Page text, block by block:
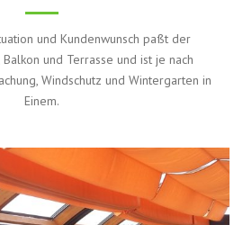
und Kundenwunsch paßt der
und Terrasse und ist je nach
Windschutz und Wintergarten in
Einem.